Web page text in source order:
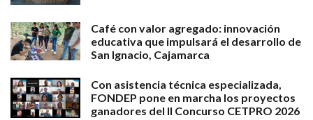
Café con valor agregado: innovación
educativa que impulsará el desarrollo de
San Ignacio, Cajamarca
Con asistencia técnica especializada,
FONDEP pone en marcha los proyectos
ganadores del II Concurso CETPRO 2026